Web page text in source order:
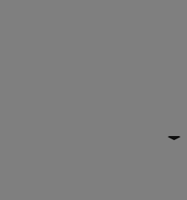
offers